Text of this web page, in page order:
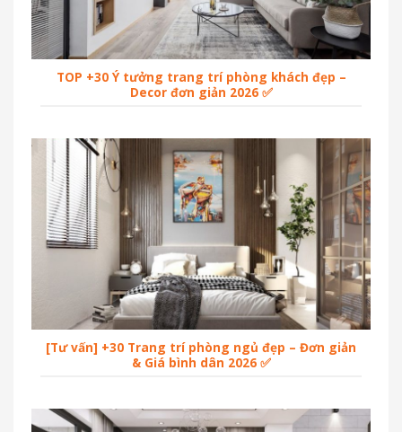
TOP +30 Ý tưởng trang trí phòng khách đẹp –
Decor đơn giản 2026 ✅
[Tư vấn] +30 Trang trí phòng ngủ đẹp – Đơn giản
& Giá bình dân 2026 ✅